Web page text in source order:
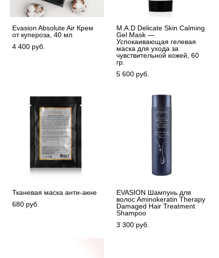
Evasion Absolute Air Крем
от купероза, 40 мл
4 400 pуб.
M.A.D Delicate Skin Calming
Gel Mask —
Успокаивающая гелевая
маска для ухода за
чувствительной кожей, 60
гр.
5 600 pуб.
Тканевая маска анти-акне
680 pуб.
EVASION Шампунь для
волос Aminokeratin Therapy
Damaged Hair Treatment
Shampoo
3 300 pуб.